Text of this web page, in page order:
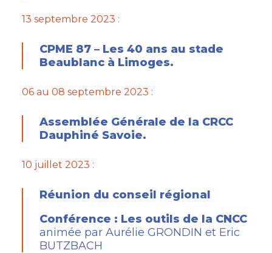
13 septembre 2023 :
CPME 87 – Les 40 ans au stade
Beaublanc à Limoges.
06 au 08 septembre 2023 :
Assemblée Générale de la CRCC
Dauphiné Savoie.
10 juillet 2023 :
Réunion du conseil régional
Conférence : Les outils de la CNCC
animée par Aurélie GRONDIN et Eric
BUTZBACH